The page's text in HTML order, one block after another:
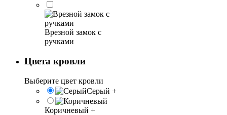
Врезной замок с
ручками
Цвета кровли
Выберите цвет кровли
Серый +
Коричневый +